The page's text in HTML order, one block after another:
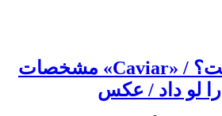
این آیفون ۱۸ است؟ / «Caviar» مشخصات
لو داد / عکس